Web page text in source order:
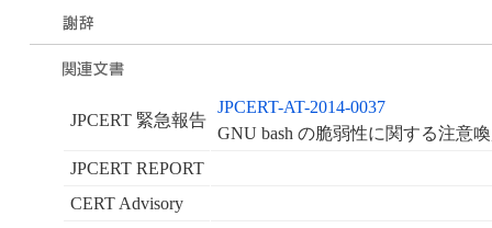
JPCERT 緊急報告
JPCERT-AT-2014-0037
GNU bash の脆弱性に関する注意
JPCERT REPORT
CERT Advisory